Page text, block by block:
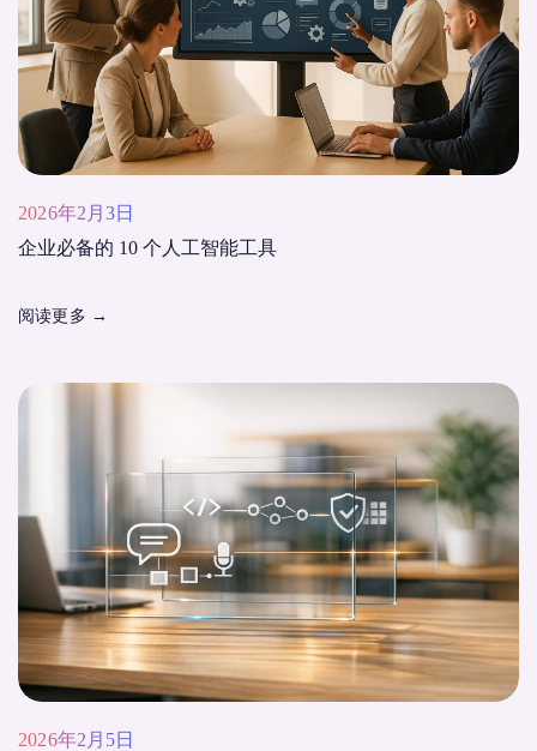
2026年2月3日
企业必备的 10 个人工智能工具
阅读更多 →
2026年2月5日